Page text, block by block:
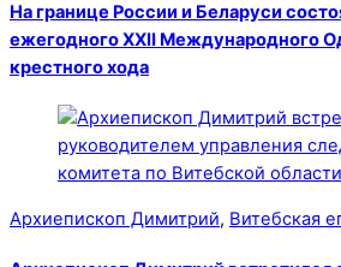
На границе России и Беларуси
ежегодного XXII Международного
крестного хода
Архиепископ Димитрий, Витебская